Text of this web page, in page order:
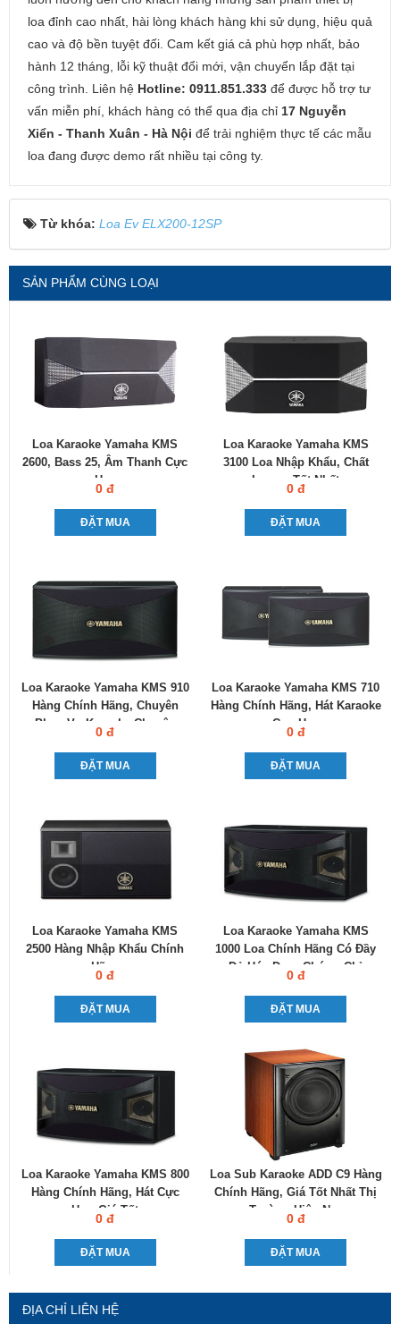
loa đỉnh cao nhất, hài lòng khách hàng khi sử dụng, hiệu quả
cao và độ bền tuyệt đối. Cam kết giá cả phù hợp nhất, bảo
hành 12 tháng, lỗi kỹ thuật đổi mới, vận chuyển lắp đặt tại
công trình. Liên hệ Hotline: 0911.851.333 để được hỗ trợ tư
vấn miễn phí, khách hàng có thể qua địa chỉ 17 Nguyễn
Xiển - Thanh Xuân - Hà Nội để trải nghiệm thực tế các mẫu
loa đang được demo rất nhiều tại công ty.
Từ khóa: Loa Ev ELX200-12SP
SẢN PHẨM CÙNG LOẠI
Loa Karaoke Yamaha KMS
2600, Bass 25, Âm Thanh Cực
Hay
0 đ
ĐẶT MUA
Loa Karaoke Yamaha KMS
3100 Loa Nhập Khẩu, Chất
Lượng Tốt Nhất
0 đ
ĐẶT MUA
Loa Karaoke Yamaha KMS 910
Hàng Chính Hãng, Chuyên
Phục Vụ Karaoke Chuyên
Nghiệp
0 đ
ĐẶT MUA
Loa Karaoke Yamaha KMS 710
Hàng Chính Hãng, Hát Karaoke
Cực Hay
0 đ
ĐẶT MUA
Loa Karaoke Yamaha KMS
2500 Hàng Nhập Khẩu Chính
Hãng
0 đ
ĐẶT MUA
Loa Karaoke Yamaha KMS
1000 Loa Chính Hãng Có Đầy
Đủ Hóa Đơn, Chứng Chỉ
0 đ
ĐẶT MUA
Loa Karaoke Yamaha KMS 800
Hàng Chính Hãng, Hát Cực
Hay, Giá Tốt
0 đ
ĐẶT MUA
Loa Sub Karaoke ADD C9 Hàng
Chính Hãng, Giá Tốt Nhất Thị
Trường Hiện Nay
0 đ
ĐẶT MUA
ĐỊA CHỈ LIÊN HỆ